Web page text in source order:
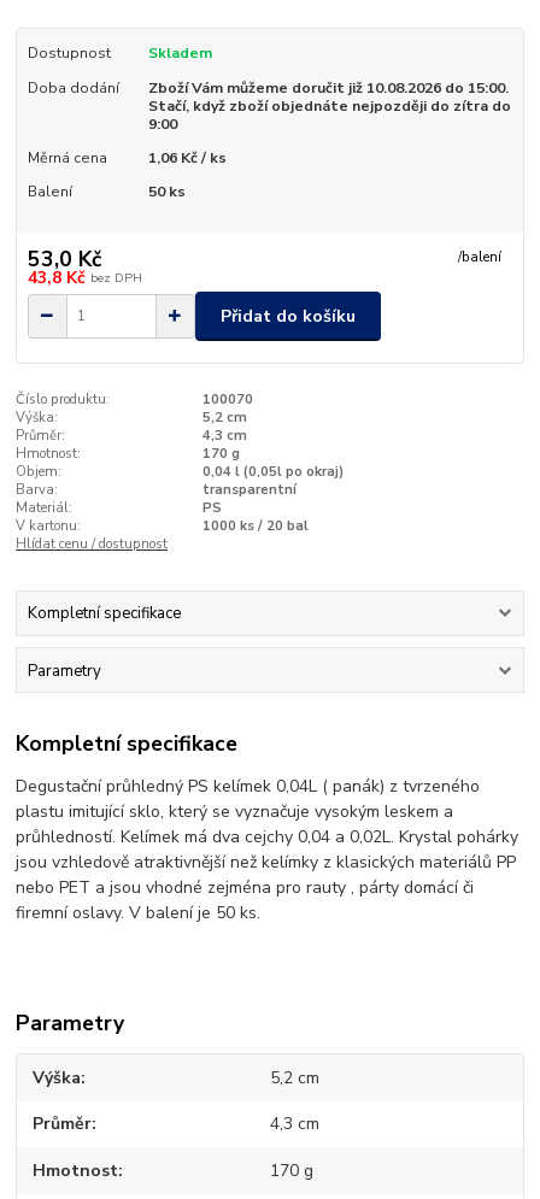
Dostupnost
Skladem
Doba dodání
Zboží Vám můžeme doručit již 10.08.2026 do 15:00.
Stačí, když zboží objednáte nejpozději do zítra do
9:00
Měrná cena
1,06 Kč / ks
Balení
50 ks
53,0 Kč /balení
43,8 Kč bez DPH
Přidat do košíku
Číslo produktu:
100070
Výška:
5,2 cm
Průměr:
4,3 cm
Hmotnost:
170 g
Objem:
0,04 l (0,05l po okraj)
Barva:
transparentní
Materiál:
PS
V kartonu:
1000 ks / 20 bal
Hlídat cenu / dostupnost
Kompletní specifikace
Parametry
Kompletní specifikace
Degustační průhledný PS kelímek 0,04L ( panák) z tvrzeného
plastu imitující sklo, který se vyznačuje vysokým leskem a
průhledností. Kelímek má dva cejchy 0,04 a 0,02L. Krystal pohárky
jsou vzhledově atraktivnější než kelímky z klasických materiálů PP
nebo PET a jsou vhodné zejména pro rauty , párty domácí či
firemní oslavy. V balení je 50 ks.
Parametry
Výška 5,2 cm
Průměr 4,3 cm
Hmotnost 170 g